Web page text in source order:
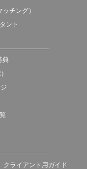
チング）
ント
典
クライアント用ガイド